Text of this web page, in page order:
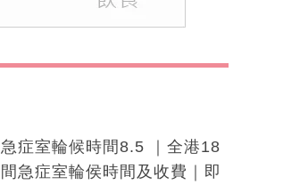
急症室輪候時間8.5 ｜全港18
間急症室輪侯時間及收費｜即